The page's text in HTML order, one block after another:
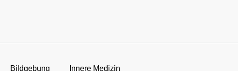
Bildgebung Innere Medizin